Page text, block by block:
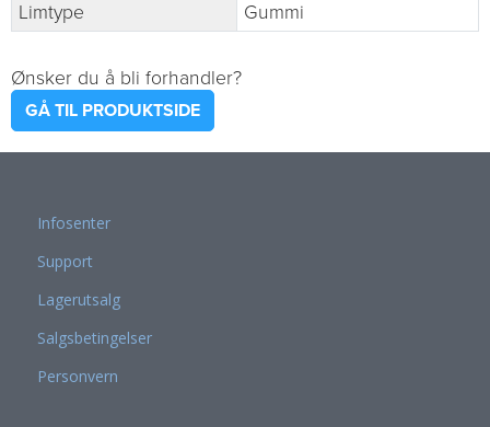
Limtype
Gummi
Ønsker du å bli forhandler?
GÅ TIL PRODUKTSIDE
Infosenter
Support
Lagerutsalg
Salgsbetingelser
Personvern